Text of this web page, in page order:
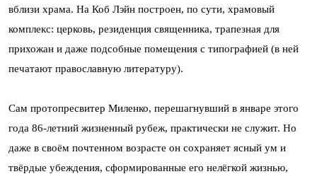
вблизи храма. На Коб Лэйн построен, по сути, храмовый
комплекс: церковь, резиденция священника, трапезная для
прихожан и даже подсобные помещения с типографией (в ней
печатают православную литературу).
Сам протопресвитер Миленко, перешагнувший в январе этого
года 86-летний жизненный рубеж, практически не служит. Но
даже в своём почтенном возрасте он сохраняет ясный ум и
твёрдые убеждения, сформированные его нелёгкой жизнью,